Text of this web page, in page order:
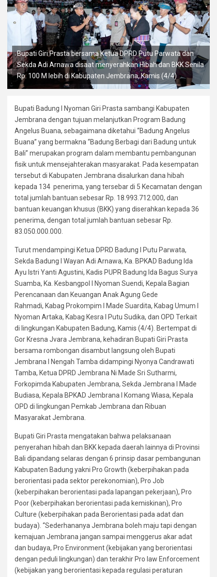
Bupati Giri Prasta bersama Ketua DPRD Putu Parwata dan
Sekda Adi Arnawa disaat menyerahkan Hibah dan BKK Senila
Rp. 100 M lebih di Kabupaten Jembrana, Kamis (4/4)
Bupati Badung I Nyoman Giri Prasta sambangi Kabupaten
Jembrana dengan tujuan melanjutkan Program Badung
Angelus Buana, sebagaimana diketahui “Badung Angelus
Buana” yang bermakna “Badung Berbagi dari Badung untuk
Bali” merupakan program dalam membantu pembangunan
fisik untuk mensejahterakan masyarakat. Pada kesempatan
tersebut di Kabupaten Jembrana disalurkan dana hibah
kepada 134 penerima, yang tersebar di 5 Kecamatan dengan
total jumlah bantuan sebesar Rp. 18.993.712.000, dan
bantuan keuangan khusus (BKK) yang diserahkan kepada 36
penerima, dengan total jumlah bantuan sebesar Rp.
83.050.000.000.
Turut mendampingi Ketua DPRD Badung I Putu Parwata,
Sekda Badung I Wayan Adi Arnawa, Ka. BPKAD Badung Ida
Ayu Istri Yanti Agustini, Kadis PUPR Badung Ida Bagus Surya
Suamba, Ka. Kesbangpol I Nyoman Suendi, Kepala Bagian
Perencanaan dan Keuangan Anak Agung Gede
Rahmadi, Kabag Prokompim I Made Suardita, Kabag Umum I
Nyoman Artaka, Kabag Kesra I Putu Sudika, dan OPD Terkait
di lingkungan Kabupaten Badung, Kamis (4/4). Bertempat di
Gor Kresna Jvara Jembrana, kehadiran Bupati Giri Prasta
bersama rombongan disambut langsung oleh Bupati
Jembrana I Nengah Tamba didampingi Nyonya Candrawati
Tamba, Ketua DPRD Jembrana Ni Made Sri Sutharmi,
Forkopimda Kabupaten Jembrana, Sekda Jembrana I Made
Budiasa, Kepala BPKAD Jembrana I Komang Wiasa, Kepala
OPD di lingkungan Pemkab Jembrana dan Ribuan
Masyarakat Jembrana.
Bupati Giri Prasta mengatakan bahwa pelaksanaan
penyerahan hibah dan BKK kepada daerah lainnya di Provinsi
Bali dipandang selaras dengan 6 prinsip dasar pembangunan
Kabupaten Badung yakni Pro Growth (keberpihakan pada
berorientasi pada sektor perekonomian), Pro Job
(keberpihakan berorientasi pada lapangan pekerjaan), Pro
Poor (keberpihakan berorientasi pada kemiskinan), Pro
Culture (keberpihakan pada Berorientasi pada adat dan
budaya). “Sederhananya Jembrana boleh maju tapi dengan
kemajuan Jembrana jangan sampai menggerus akar adat
dan budaya, Pro Environment (kebijakan yang berorientasi
dengan peduli lingkungan) dan terakhir Pro law Enforcement
(kebijakan yang berorientasi kepada regulasi peraturan